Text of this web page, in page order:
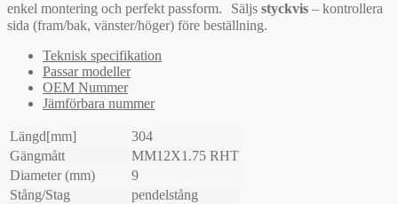
enkel montering och perfekt passform. Säljs styckvis – kontrollera
sida (fram/bak, vänster/höger) före beställning.
Teknisk specifikation
Passar modeller
OEM Nummer
Jämförbara nummer
Längd[mm]
304
Gängmått
MM12X1.75 RHT
Diameter (mm)
9
Stång/Stag
pendelstång